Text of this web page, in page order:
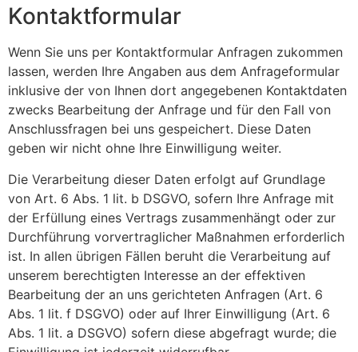
Kontaktformular
Wenn Sie uns per Kontaktformular Anfragen zukommen
lassen, werden Ihre Angaben aus dem Anfrageformular
inklusive der von Ihnen dort angegebenen Kontaktdaten
zwecks Bearbeitung der Anfrage und für den Fall von
Anschlussfragen bei uns gespeichert. Diese Daten
geben wir nicht ohne Ihre Einwilligung weiter.
Die Verarbeitung dieser Daten erfolgt auf Grundlage
von Art. 6 Abs. 1 lit. b DSGVO, sofern Ihre Anfrage mit
der Erfüllung eines Vertrags zusammenhängt oder zur
Durchführung vorvertraglicher Maßnahmen erforderlich
ist. In allen übrigen Fällen beruht die Verarbeitung auf
unserem berechtigten Interesse an der effektiven
Bearbeitung der an uns gerichteten Anfragen (Art. 6
Abs. 1 lit. f DSGVO) oder auf Ihrer Einwilligung (Art. 6
Abs. 1 lit. a DSGVO) sofern diese abgefragt wurde; die